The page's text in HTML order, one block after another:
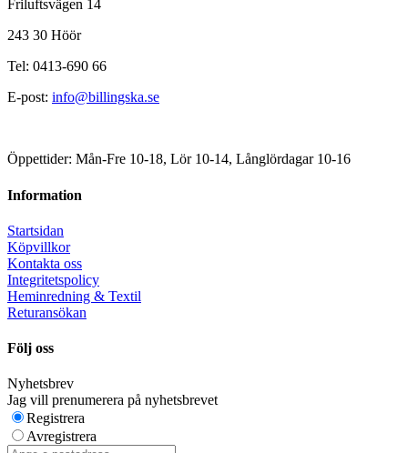
Friluftsvägen 14
243 30 Höör
Tel: 0413-690 66
E-post: info@billingska.se
Öppettider: Mån-Fre 10-18, Lör 10-14, Långlördagar 10-16
Information
Startsidan
Köpvillkor
Kontakta oss
Integritetspolicy
Heminredning & Textil
Returansökan
Följ oss
Nyhetsbrev
Jag vill prenumerera på nyhetsbrevet
Registrera
Avregistrera